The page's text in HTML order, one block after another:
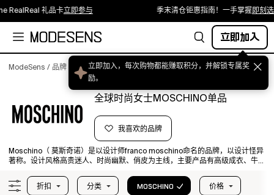
礼品卡立即参与 季末清仓钜惠指南！一手掌握即刻选购
立即加入
ModeSens / 品牌 Moschino（ 莫斯奇诺）
全球时尚女士MOSCHINO单品
我喜欢的品牌
Moschino（ 莫斯奇诺）是以设计师franco moschino命名的品牌，以设计怪异
著称。设计风格高贵迷人、时尚幽默、俏皮为主线，主要产品有高级成衣、牛仔
是致力创造属于它独有的时尚潮流，通过结合一个个极具特色的流行文化或元
素， 品牌运用它无限的创造力为我们呈现出许多贴近生活的设计。
折扣 分类 MOSCHINO 价格
立即加入，每次购物都能赚取积分，并解锁专属奖
励。